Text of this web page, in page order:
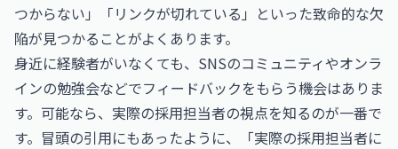
つからない」「リンクが切れている」といった致命的な欠
陥が見つかることがよくあります。
身近に経験者がいなくても、SNSのコミュニティやオンラ
インの勉強会などでフィードバックをもらう機会はありま
す。可能なら、実際の採用担当者の視点を知るのが一番で
す。冒頭の引用にもあったように、「実際の採用担当者に